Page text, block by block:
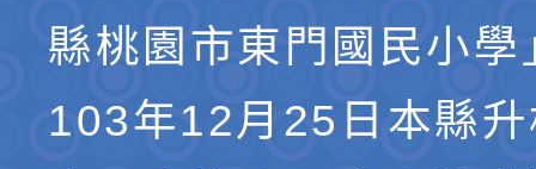
縣桃園市東門國民小學
103年12月25日本縣